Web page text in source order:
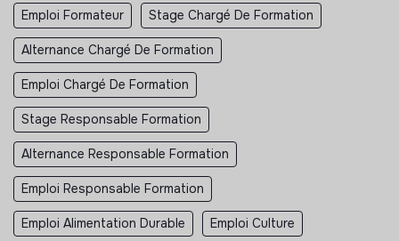
Emploi Formateur Stage Chargé De Formation
Alternance Chargé De Formation
Emploi Chargé De Formation
Stage Responsable Formation
Alternance Responsable Formation
Emploi Responsable Formation
Emploi Alimentation Durable Emploi Culture